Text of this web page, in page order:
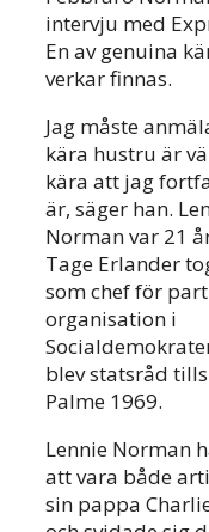
intervju med
En av genuina
verkar finnas.
Jag måste
kära hustru är
kära att jag
är, säger han.
Norman var 21
Tage Erlander
som chef för
organisation i
blev statsråd
Palme 1969.
Lennie Norman
att vara både
sin pappa